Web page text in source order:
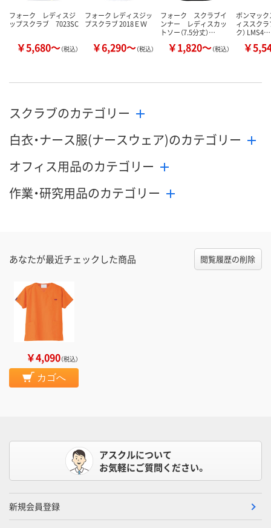
フォーク レディスジ
ップスクラブ 7023SC
￥5,680～（税込）
フォーク レディスジッ
プスクラブ 2018ＥＷ
￥6,290～（税込）
フォーク スクラブイ
ンナー レディスカッ
トソー（7.5分丈）…
￥1,820～（税込）
ボンマック
ィススクラ
ク） LMS4…
￥
スクラブのカテゴリー
白衣・ナース服(ナースウェア)のカテゴリー
オフィス用品のカテゴリー
作業・研究用品のカテゴリー
あなたが最近チェックした商品 閲覧履歴の削除
￥4,090（税込）
カゴへ
アスクルについて
お気軽にご質問ください。
新規会員登録